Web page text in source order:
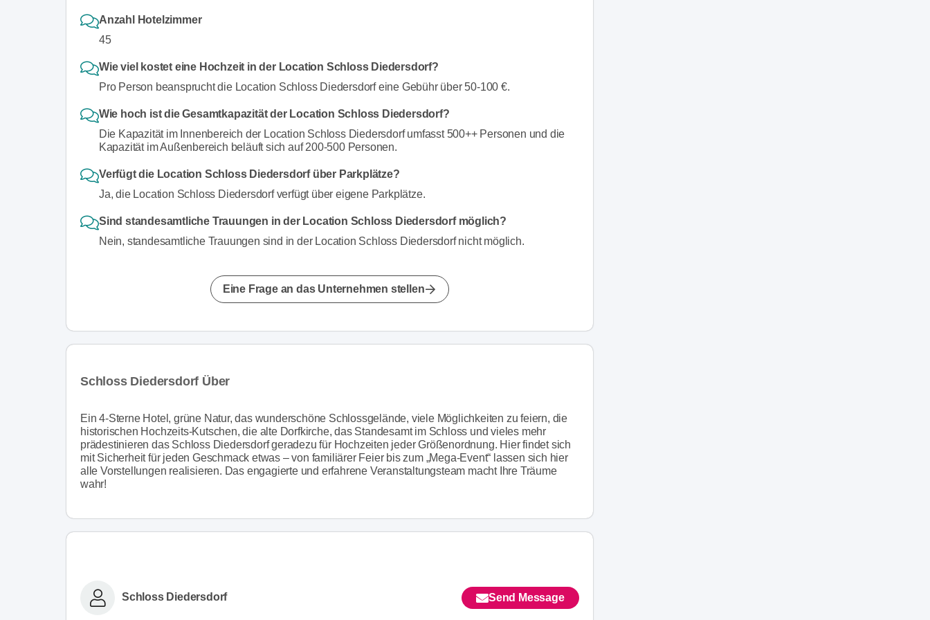
Anzahl Hotelzimmer
45
Wie viel kostet eine Hochzeit in der Location Schloss Diedersdorf?
Pro Person beansprucht die Location Schloss Diedersdorf eine Gebühr über 50-100 €.
Wie hoch ist die Gesamtkapazität der Location Schloss Diedersdorf?
Die Kapazität im Innenbereich der Location Schloss Diedersdorf umfasst 500++ Personen und die
Kapazität im Außenbereich beläuft sich auf 200-500 Personen.
Verfügt die Location Schloss Diedersdorf über Parkplätze?
Ja, die Location Schloss Diedersdorf verfügt über eigene Parkplätze.
Sind standesamtliche Trauungen in der Location Schloss Diedersdorf möglich?
Nein, standesamtliche Trauungen sind in der Location Schloss Diedersdorf nicht möglich.
Eine Frage an das Unternehmen stellen
Schloss Diedersdorf Über
Ein 4-Sterne Hotel, grüne Natur, das wunderschöne Schlossgelände, viele Möglichkeiten zu feiern, die
historischen Hochzeits-Kutschen, die alte Dorfkirche, das Standesamt im Schloss und vieles mehr
prädestinieren das Schloss Diedersdorf geradezu für Hochzeiten jeder Größenordnung. Hier findet sich
mit Sicherheit für jeden Geschmack etwas – von familiärer Feier bis zum „Mega-Event“ lassen sich hier
alle Vorstellungen realisieren. Das engagierte und erfahrene Veranstaltungsteam macht Ihre Träume
wahr!
Schloss Diedersdorf Send Message